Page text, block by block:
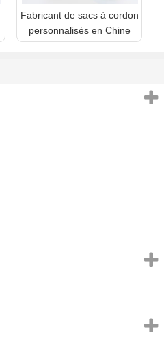
Fabricant de sacs à cordon
personnalisés en Chine